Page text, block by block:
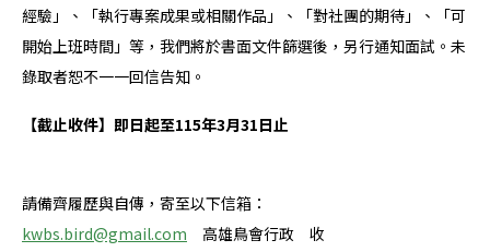
經驗」、「執行專案成果或相關作品」、「對社團的期待」、「可
開始上班時間」等，我們將於書面文件篩選後，另行通知面試。未
錄取者恕不一一回信告知。
【截止收件】 即日起至115年3月31日止
請備齊履歷與自傳，寄至以下信箱：
kwbs.bird@gmail.com 高雄鳥會行政 收